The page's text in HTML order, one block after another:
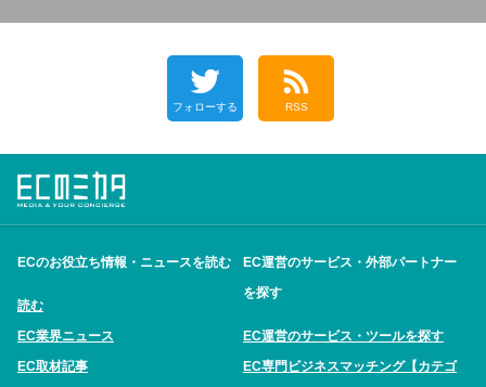
フォローする RSS
ECのお役立ち情報・ニュースを読む
読む
EC業界ニュース
EC取材記事
EC運営のサービス・外部パートナー
を探す
EC運営のサービス・ツールを探す
EC専門ビジネスマッチング【カテゴ